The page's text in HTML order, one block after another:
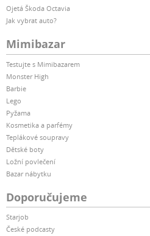
Ojetá Škoda Octavia
Jak vybrat auto?
Mimibazar
Testujte s Mimibazarem
Monster High
Barbie
Lego
Pyžama
Kosmetika a parfémy
Teplákové soupravy
Dětské boty
Ložní povlečení
Bazar nábytku
Doporučujeme
Starjob
České podcasty